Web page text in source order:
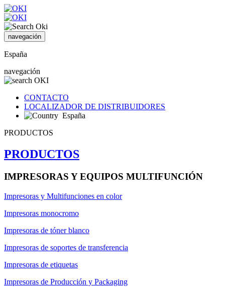
navegación
España
navegación
CONTACTO
LOCALIZADOR DE DISTRIBUIDORES
España
PRODUCTOS
PRODUCTOS
IMPRESORAS Y EQUIPOS MULTIFUNCIÓN
Impresoras y Multifunciones en color
Impresoras monocromo
Impresoras de tóner blanco
Impresoras de soportes de transferencia
Impresoras de etiquetas
Impresoras de Producción y Packaging